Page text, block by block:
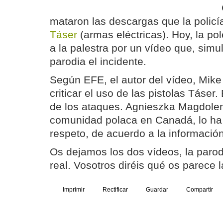
mataron las descargas que la
Táser (armas eléctricas). Hoy, la
a la palestra por un vídeo que,
parodia el incidente.
Según EFE, el autor del vídeo,
criticar el uso de las pistolas Táser.
de los ataques. Agnieszka
comunidad polaca en Canadá, lo
respeto, de acuerdo a la
Os dejamos los dos vídeos, la
real. Vosotros diréis qué os parece
Imprimir Rectificar Guardar Compartir